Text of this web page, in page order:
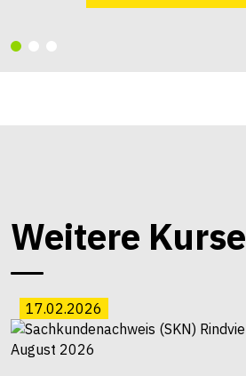
Weitere Kurse
17.02.2026